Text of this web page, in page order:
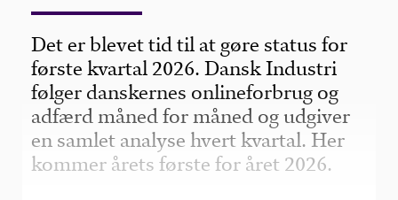
Det er blevet tid til at gøre status for
første kvartal 2026. Dansk Industri
følger danskernes onlineforbrug og
adfærd måned for måned og udgiver
en samlet analyse hvert kvartal. Her
kommer årets første for året 2026.